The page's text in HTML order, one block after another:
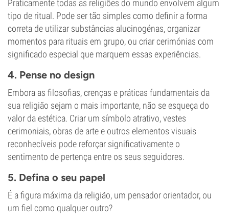
Praticamente todas as religiões do mundo envolvem algum
tipo de ritual. Pode ser tão simples como definir a forma
correta de utilizar substâncias alucinogénas, organizar
momentos para rituais em grupo, ou criar cerimónias com
significado especial que marquem essas experiências.
4. Pense no design
Embora as filosofias, crenças e práticas fundamentais da
sua religião sejam o mais importante, não se esqueça do
valor da estética. Criar um símbolo atrativo, vestes
cerimoniais, obras de arte e outros elementos visuais
reconhecíveis pode reforçar significativamente o
sentimento de pertença entre os seus seguidores.
5. Defina o seu papel
É a figura máxima da religião, um pensador orientador, ou
um fiel como qualquer outro?